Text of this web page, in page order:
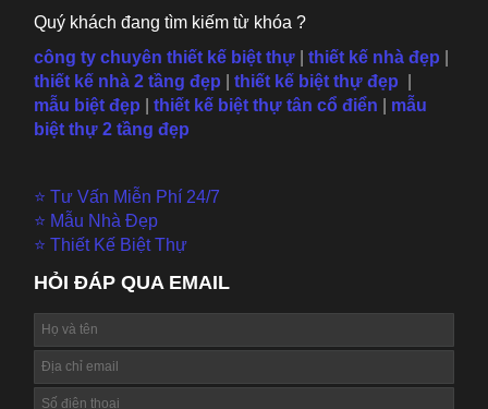
Quý khách đang tìm kiếm từ khóa ?
công ty chuyên thiết kế biệt thự |thiết kế nhà đẹp
thiết kế nhà 2 tầng đẹp
thiết kế biệt thự đẹp
mẫu biệt đẹp thiết kế biệt thự tân cổ điển
mẫu
biệt thự 2 tầng đẹp
⭐ Tư Vấn Miễn Phí 24/7
⭐ Mẫu Nhà Đẹp
⭐ Thiết Kế Biệt Thự
HỎI ĐÁP QUA EMAIL